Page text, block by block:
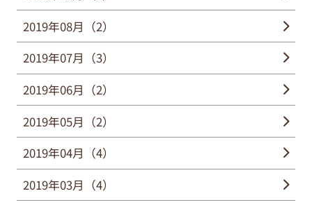
2019年08月（2）
2019年07月（3）
2019年06月（2）
2019年05月（2）
2019年04月（4）
2019年03月（4）